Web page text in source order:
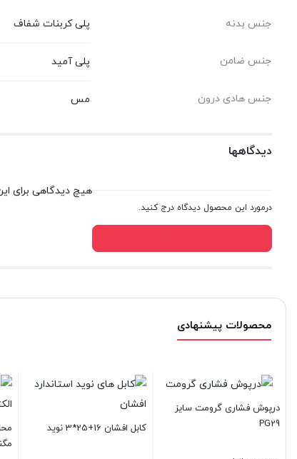
جنس بدنه پلی کربنات شفاف
جنس ضامن پلی آميد
جنس هادی درون مس
دیدگاهها
درمورد این محصول دیدگاه درج کنید.
هیچ دیدگاهی برای
محصولات پیشنهادی
درپوش فشاری گرومت سایز
PG29
کابل افشان 16+25*3 نوید